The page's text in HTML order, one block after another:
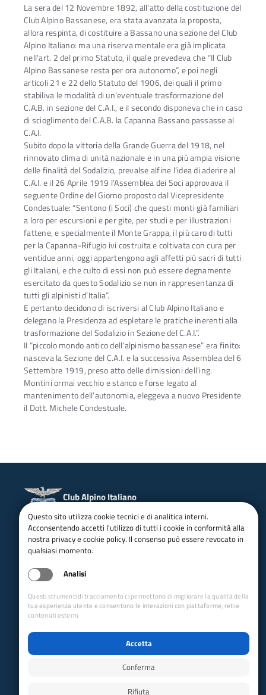
La sera del 12 Novembre 1892, all’atto della costituzione del
Club Alpino Bassanese, era stata avanzata la proposta,
allora respinta, di costituire a Bassano una sezione del Club
Alpino Italiano: ma una riserva mentale era già implicata
nell’art. 2 del primo Statuto, il quale prevedeva che “Il Club
Alpino Bassanese resta per ora autonomo”, e poi negli
articoli 21 e 22 dello Statuto del 1906, dei quali il primo
stabiliva le modalità di un’eventuale trasformazione del
C.A.B. in sezione del C.A.I., e il secondo disponeva che in caso
di scioglimento del C.A.B. la Capanna Bassano passasse al
C.A.I.
Subito dopo la vittoria della Grande Guerra del 1918, nel
rinnovato clima di unità nazionale e in una più ampia visione
delle finalità del Sodalizio, prevalse alfine l’idea di aderire al
C.A.I. e il 26 Aprile 1919 l’Assemblea dei Soci approvava il
seguente Ordine del Giorno proposto dal Vicepresidente
Condestuale: “Sentono (i Soci) che questi monti già familiari
a loro per escursioni e per gite, per studi e per illustrazioni
fattene, e specialmente il Monte Grappa, il più caro di tutti
per la Capanna-Rifugio ivi costruita e coltivata con cura per
ventidue anni, oggi appartengono agli affetti più sacri di tutti
gli Italiani, e che culto di essi non può essere degnamente
esercitato da questo Sodalizio se non in rappresentanza di
tutti gli alpinisti d’Italia”.
E pertanto decidono di iscriversi al Club Alpino Italiano e
delegano la Presidenza ad espletare le pratiche inerenti alla
trasformazione del Sodalizio in Sezione del C.A.I.”.
II “piccolo mondo antico dell’alpinismo bassanese” era finito:
nasceva la Sezione del C.A.I. e la successiva Assemblea del 6
Settembre 1919, preso atto delle dimissioni dell’ing.
Montini ormai vecchio e stanco e forse legato al
mantenimento dell’autonomia, eleggeva a nuovo Presidente
il Dott. Michele Condestuale.
Club Alpino Italiano
email:bassanodelgrappa@cai.it
Tel.:0424227996
P.IVA: 02904290240
CF: 82003670245
PEC:bassanodelgrappa@pec.cai.it
Bassano del Grappa (VI)
Collegamenti Rapidi
Club Alpino Italiano
Accesso Operatori
Accesso Soci
Questo sito utilizza cookie tecnici e di analitica interni.
Acconsentendo accetti l'utilizzo di tutti i cookie in conformità alla
nostra privacy e cookie policy. Il consenso può essere revocato in
qualsiasi momento.
Analisi
Questi strumenti di tracciamento ci permettono di migliorare la qualità della
tua esperienza utente e consentono le interazioni con piattaforme, reti e
contenuti esterni.
Accetta
Conferma
Rifiuta